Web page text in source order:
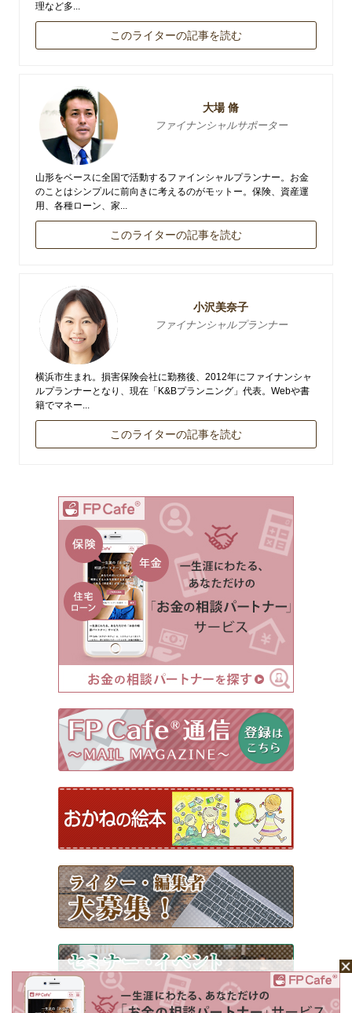
理など多...
このライターの記事を読む
大場 脩
ファイナンシャルサポーター
山形をベースに全国で活動するファインシャルプランナー。お金
のことはシンプルに前向きに考えるのがモットー。保険、資産運
用、各種ローン、家...
このライターの記事を読む
小沢美奈子
ファイナンシャルプランナー
横浜市生まれ。損害保険会社に勤務後、2012年にファイナンシャ
ルプランナーとなり、現在「K&Bプランニング」代表。Webや書
籍でマネー...
このライターの記事を読む